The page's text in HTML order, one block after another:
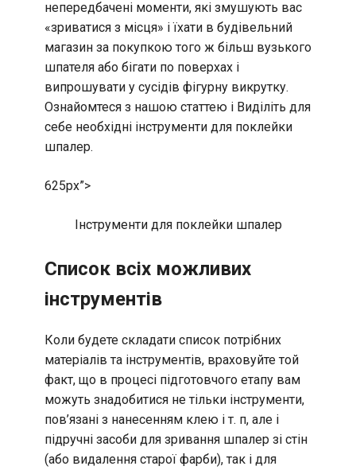
непередбачені моменти, які змушують вас
«зриватися з місця» і їхати в будівельний
магазин за покупкою того ж більш вузького
шпателя або бігати по поверхах і
випрошувати у сусідів фігурну викрутку.
Ознайомтеся з нашою статтею і Виділіть для
себе необхідні інструменти для поклейки
шпалер.
625px”>
Інструменти для поклейки шпалер
Список всіх можливих
інструментів
Коли будете складати список потрібних
матеріалів та інструментів, враховуйте той
факт, що в процесі підготовчого етапу вам
можуть знадобитися не тільки інструменти,
пов’язані з нанесенням клею і т. п, але і
підручні засоби для зривання шпалер зі стін
(або видалення старої фарби), так і для